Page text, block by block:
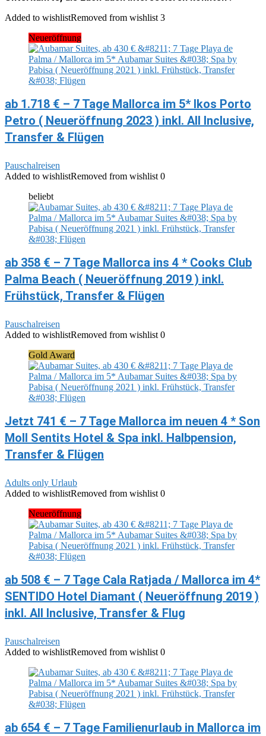
Added to wishlistRemoved from wishlist 3
Neueröffnung
ab 1.718 € – 7 Tage Mallorca im 5* Ikos Porto
Petro ( Neueröffnung 2023 ) inkl. All Inclusive,
Transfer & Flügen
Pauschalreisen
Added to wishlistRemoved from wishlist 0
beliebt
ab 358 € – 7 Tage Mallorca ins 4 * Cooks Club
Palma Beach ( Neueröffnung 2019 ) inkl.
Frühstück, Transfer & Flügen
Pauschalreisen
Added to wishlistRemoved from wishlist 0
Gold Award
Jetzt 741 € – 7 Tage Mallorca im neuen 4 * Son
Moll Sentits Hotel & Spa inkl. Halbpension,
Transfer & Flügen
Adults only Urlaub
Added to wishlistRemoved from wishlist 0
Neueröffnung
ab 508 € – 7 Tage Cala Ratjada / Mallorca im 4*
SENTIDO Hotel Diamant ( Neueröffnung 2019 )
inkl. All Inclusive, Transfer & Flug
Pauschalreisen
Added to wishlistRemoved from wishlist 0
ab 654 € – 7 Tage Familienurlaub in Mallorca im